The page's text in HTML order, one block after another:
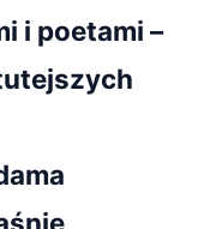
i poetami –